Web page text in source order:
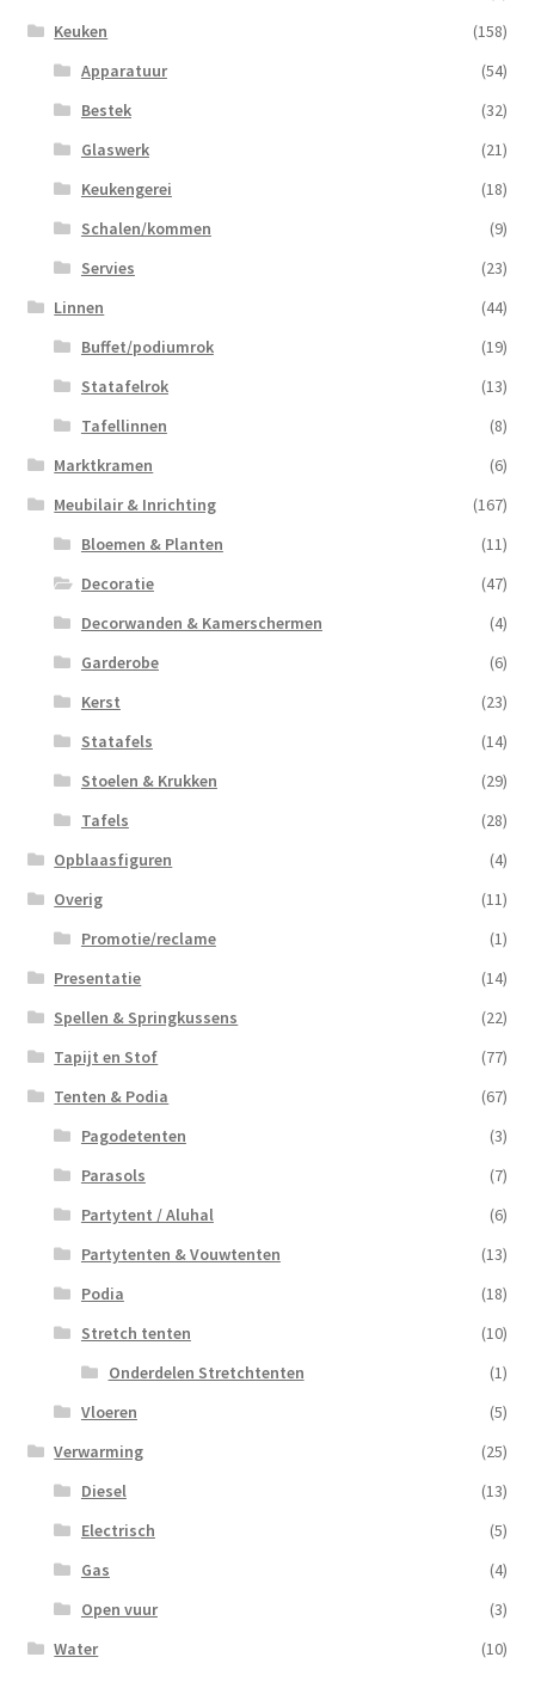
Keuken
(158)
Apparatuur
(54)
Bestek
(32)
Glaswerk
(21)
Keukengerei
(18)
Schalen/kommen
(9)
Servies
(23)
Linnen
(44)
Buffet/podiumrok
(19)
Statafelrok
(13)
Tafellinnen
(8)
Marktkramen
(6)
Meubilair & Inrichting
(167)
Bloemen & Planten
(11)
Decoratie
(47)
Decorwanden & Kamerschermen
(4)
Garderobe
(6)
Kerst
(23)
Statafels
(14)
Stoelen & Krukken
(29)
Tafels
(28)
Opblaasfiguren
(4)
Overig
(11)
Promotie/reclame
(1)
Presentatie
(14)
Spellen & Springkussens
(22)
Tapijt en Stof
(77)
Tenten & Podia
(67)
Pagodetenten
(3)
Parasols
(7)
Partytent / Aluhal
(6)
Partytenten & Vouwtenten
(13)
Podia
(18)
Stretch tenten
(10)
Onderdelen Stretchtenten
(1)
Vloeren
(5)
Verwarming
(25)
Diesel
(13)
Electrisch
(5)
Gas
(4)
Open vuur
(3)
Water
(10)